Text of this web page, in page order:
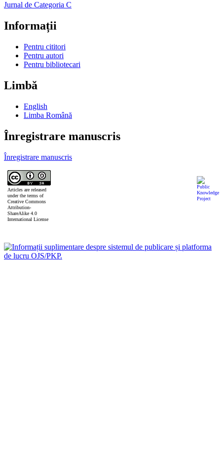
Jurnal de Categoria C
Informații
Pentru cititori
Pentru autori
Pentru bibliotecari
Limbă
English
Limba Română
Înregistrare manuscris
Înregistrare manuscris
Articles are released
under the terms of
Creative Commons
Attribution-
ShareAlike 4.0
International License